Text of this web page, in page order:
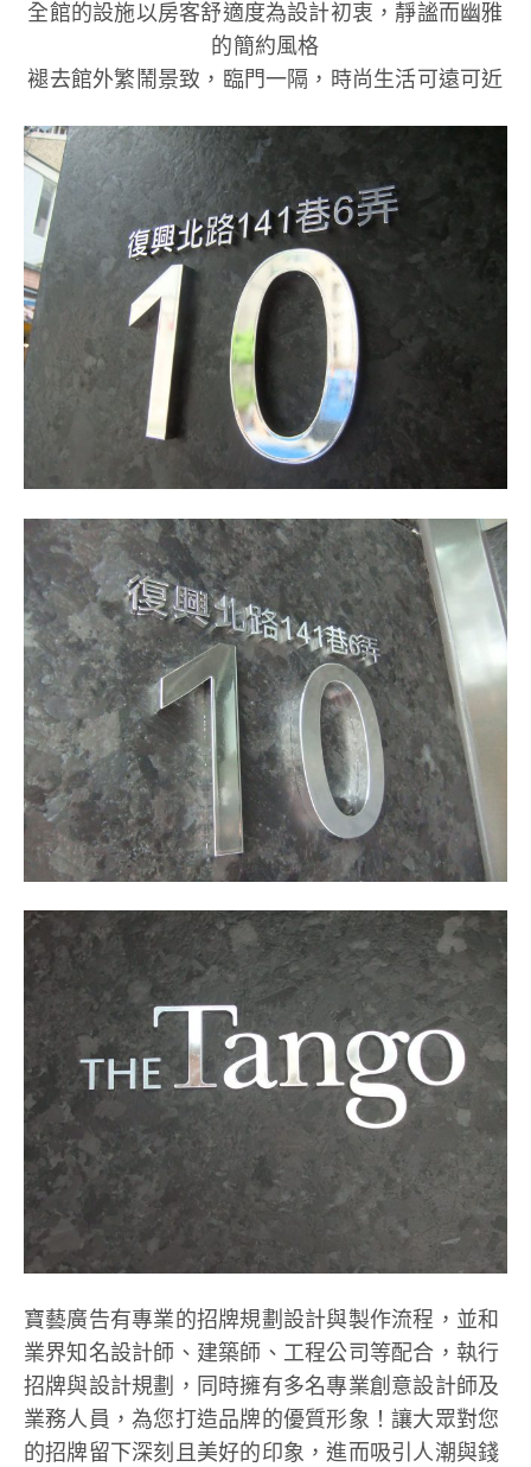
全館的設施以房客舒適度為設計初衷，靜謐而幽雅
的簡約風格
褪去館外繁鬧景致，臨門一隔，時尚生活可遠可近
寶藝廣告有專業的招牌規劃設計與製作流程，並和
業界知名設計師、建築師、工程公司等配合，執行
招牌與設計規劃，同時擁有多名專業創意設計師及
業務人員，為您打造品牌的優質形象！讓大眾對您
的招牌留下深刻且美好的印象，進而吸引人潮與錢